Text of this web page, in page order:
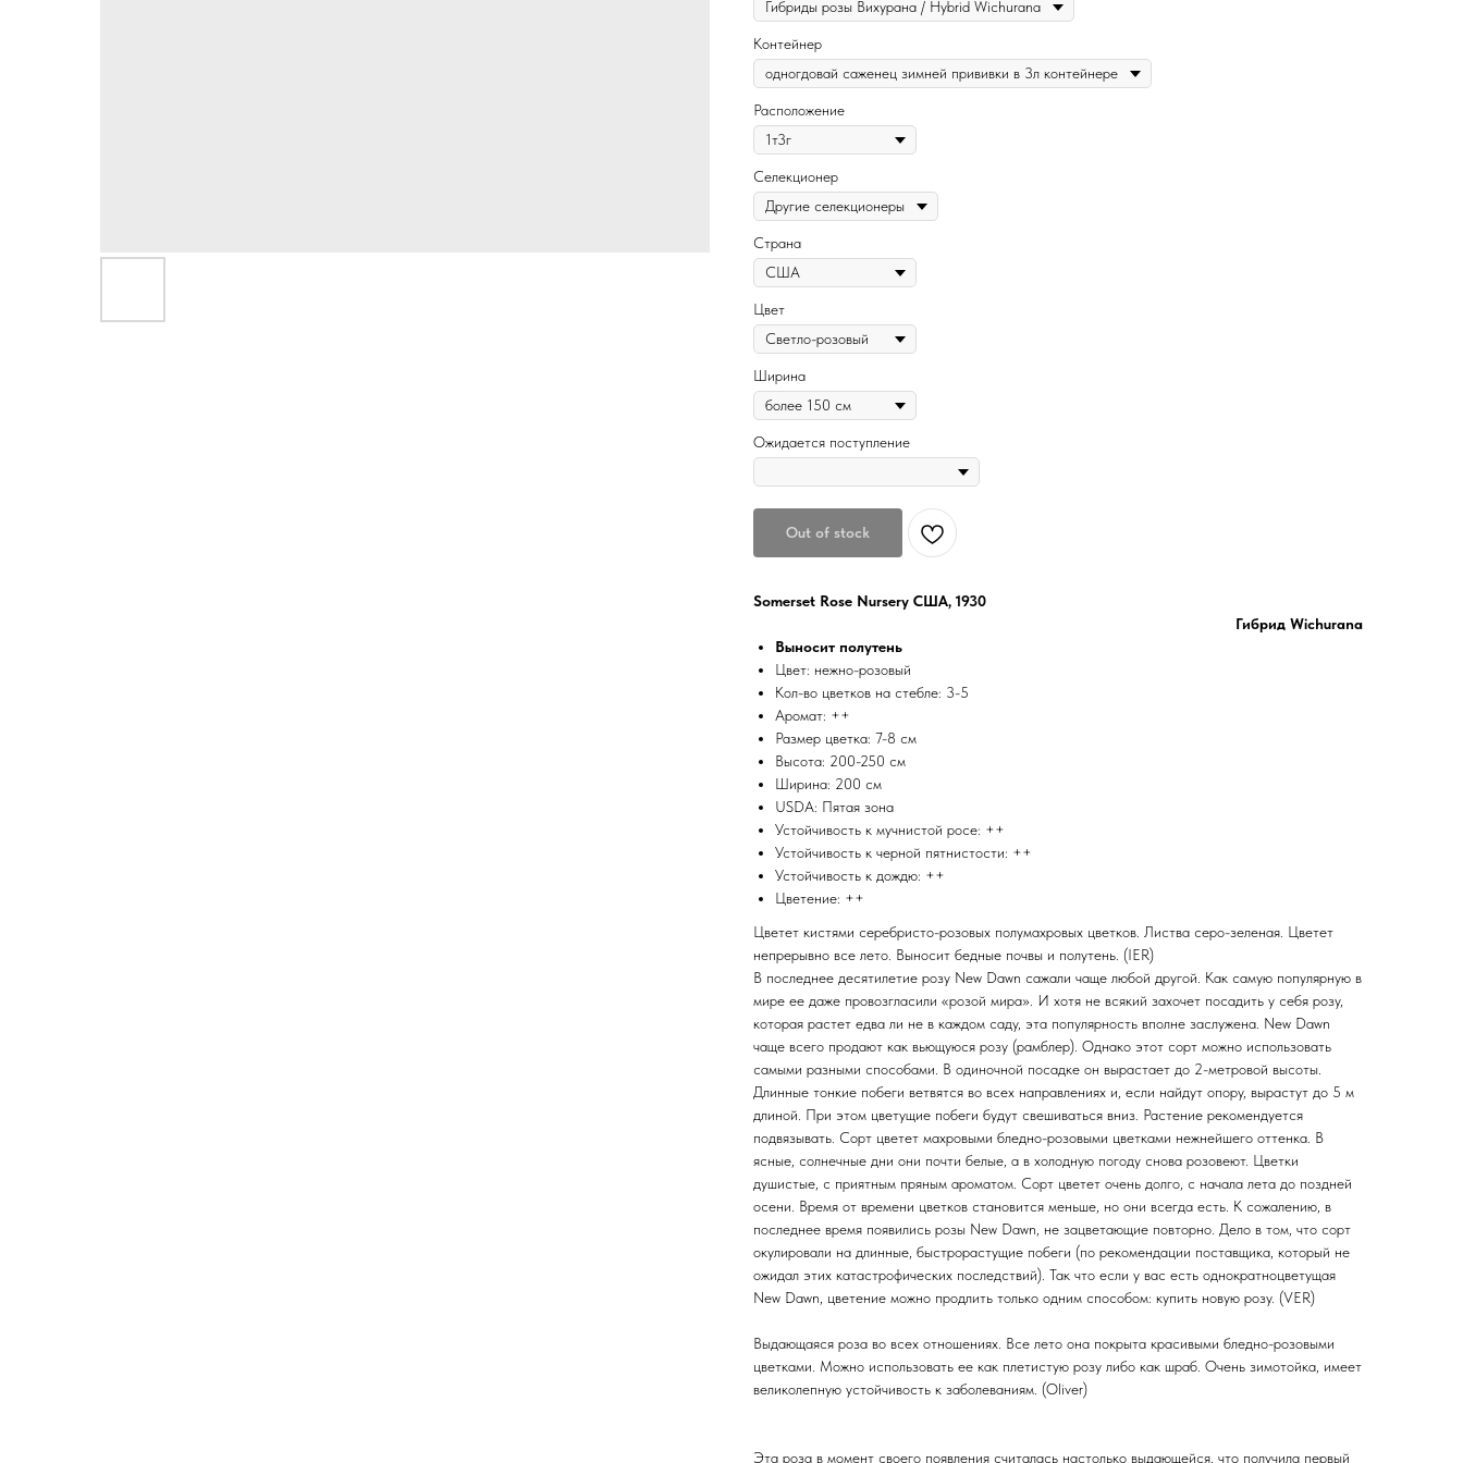
Контейнер
Расположение
Селекционер
Страна
Цвет
Ширина
Ожидается поступление
Out of stock
Somerset Rose Nursery США, 1930
Гибрид Wichurana
Выносит полутень
Цвет: нежно-розовый
Кол-во цветков на стебле: 3-5
Аромат: ++
Размер цветка: 7-8 см
Высота: 200-250 см
Ширина: 200 см
USDA: Пятая зона
Устойчивость к мучнистой росе: ++
Устойчивость к черной пятнистости: ++
Устойчивость к дождю: ++
Цветение: ++
Цветет кистями серебристо-розовых полумахровых цветков. Листва серо-зеленая. Цветет
непрерывно все лето. Выносит бедные почвы и полутень. (IER)
В последнее десятилетие розу New Dawn сажали чаще любой другой. Как самую популярную в
мире ее даже провозгласили «розой мира». И хотя не всякий захочет посадить у себя розу,
которая растет едва ли не в каждом саду, эта популярность вполне заслужена. New Dawn
чаще всего продают как вьющуюся розу (рамблер). Однако этот сорт можно использовать
самыми разными способами. В одиночной посадке он вырастает до 2-метровой высоты.
Длинные тонкие побеги ветвятся во всех направлениях и, если найдут опору, вырастут до 5 м
длиной. При этом цветущие побеги будут свешиваться вниз. Растение рекомендуется
подвязывать. Сорт цветет махровыми бледно-розовыми цветками нежнейшего оттенка. В
ясные, солнечные дни они почти белые, а в холодную погоду снова розовеют. Цветки
душистые, с приятным пряным ароматом. Сорт цветет очень долго, с начала лета до поздней
осени. Время от времени цветков становится меньше, но они всегда есть. К сожалению, в
последнее время появились розы New Dawn, не зацветающие повторно. Дело в том, что сорт
окулировали на длинные, быстрорастущие побеги (по рекомендации поставщика, который не
ожидал этих катастрофических последствий). Так что если у вас есть однократноцветущая
New Dawn, цветение можно продлить только одним способом: купить новую розу. (VER)
Выдающаяся роза во всех отношениях. Все лето она покрыта красивыми бледно-розовыми
цветками. Можно использовать ее как плетистую розу либо как шраб. Очень зимотойка, имеет
великолепную устойчивость к заболеваниям. (Oliver)
Эта роза в момент своего появления считалась настолько выдающейся, что получила первый